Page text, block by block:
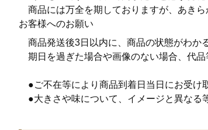
商品には万全を期しておりますが、あき
お客様へのお願い
商品発送後3日以内に、商品の状態がわか
期日を過ぎた場合や画像のない場合、代
●ご不在等により商品到着日当日にお受け
●大きさや味について、イメージと異なる